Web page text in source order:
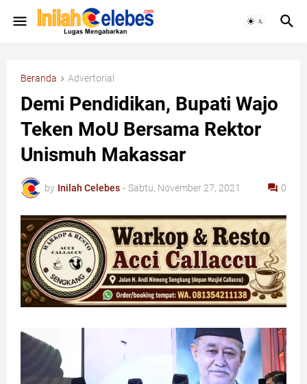
Beranda Advertorial
Demi Pendidikan, Bupati Wajo
Teken MoU Bersama Rektor
Unismuh Makassar
by Inilah Celebes - Sabtu, November 27, 2021 0